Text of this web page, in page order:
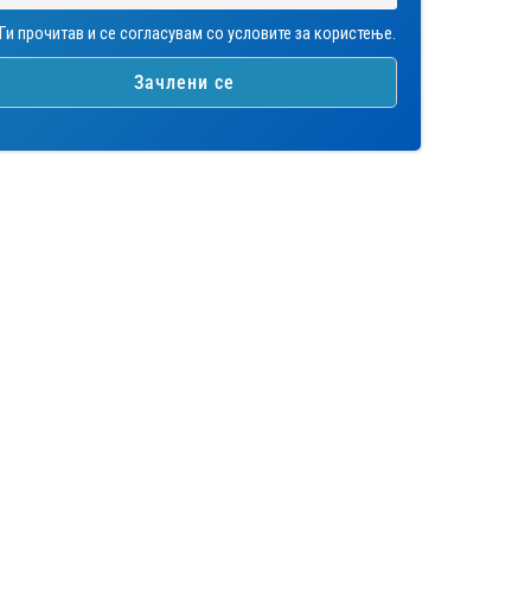
Ги прочитав и се согласувам со условите за користење.